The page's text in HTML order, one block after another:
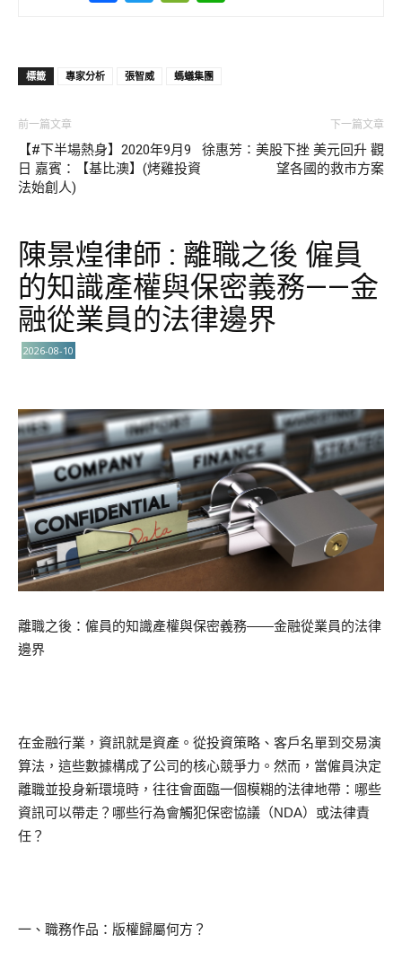
標籤 專家分析 張智威 螞蟻集團
前一篇文章
【#下半場熱身】2020年9月9
日 嘉賓：【基比澳】(烤雞投資
法始創人)
下一篇文章
徐惠芳∶美股下挫 美元回升 觀
望各國的救市方案
陳景煌律師 : 離職之後 僱員
的知識產權與保密義務——金
融從業員的法律邊界
2026-08-10
離職之後：僱員的知識產權與保密義務——金融從業員的法律
邊界
在金融行業，資訊就是資產。從投資策略、客戶名單到交易演
算法，這些數據構成了公司的核心競爭力。然而，當僱員決定
離職並投身新環境時，往往會面臨一個模糊的法律地帶：哪些
資訊可以帶走？哪些行為會觸犯保密協議（NDA）或法律責
任？
一、職務作品：版權歸屬何方？